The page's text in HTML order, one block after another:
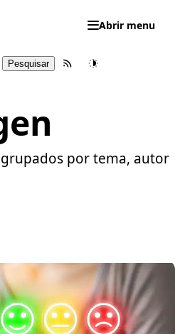
Abrir menu
Feed RSSTema
por tema, autor